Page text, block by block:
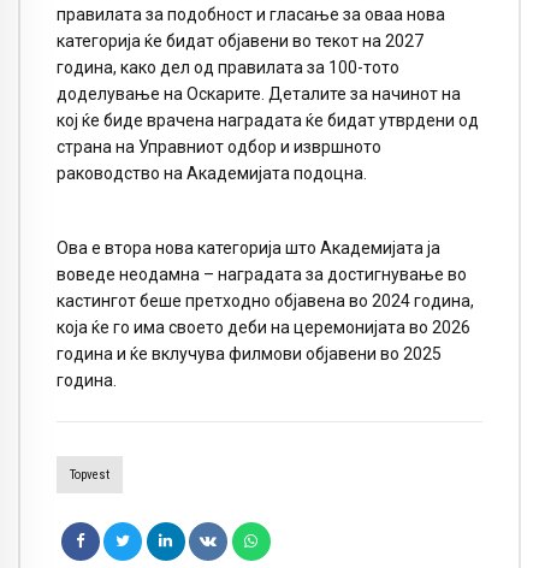
правилата за подобност и гласање за оваа нова
категорија ќе бидат објавени во текот на 2027
година, како дел од правилата за 100-тото
доделување на Оскарите. Деталите за начинот на
кој ќе биде врачена наградата ќе бидат утврдени од
страна на Управниот одбор и извршното
раководство на Академијата подоцна.
Ова е втора нова категорија што Академијата ја
воведе неодамна – наградата за достигнување во
кастингот беше претходно објавена во 2024 година,
која ќе го има своето деби на церемонијата во 2026
година и ќе вклучува филмови објавени во 2025
година.
Topvest